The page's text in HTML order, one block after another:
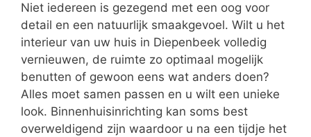
Niet iedereen is gezegend met een oog voor
detail en een natuurlijk smaakgevoel. Wilt u het
interieur van uw huis in Diepenbeek volledig
vernieuwen, de ruimte zo optimaal mogelijk
benutten of gewoon eens wat anders doen?
Alles moet samen passen en u wilt een unieke
look. Binnenhuisinrichting kan soms best
overweldigend zijn waardoor u na een tijdje het